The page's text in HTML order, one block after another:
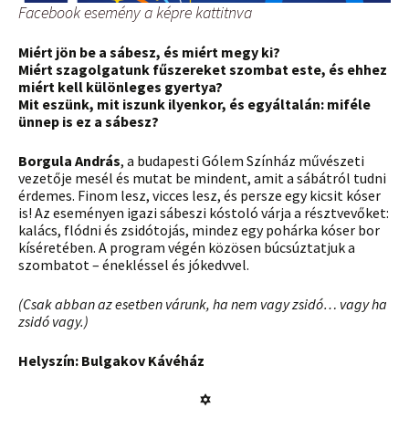
Facebook esemény a képre kattitnva
Miért jön be a sábesz, és miért megy ki?
Miért szagolgatunk fűszereket szombat este, és ehhez
miért kell különleges gyertya?
Mit eszünk, mit iszunk ilyenkor, és egyáltalán: miféle
ünnep is ez a sábesz?
Borgula András, a budapesti Gólem Színház művészeti
vezetője mesél és mutat be mindent, amit a sábátról tudni
érdemes. Finom lesz, vicces lesz, és persze egy kicsit kóser
is! Az eseményen igazi sábeszi kóstoló várja a résztvevőket:
kalács, flódni és zsidótojás, mindez egy pohárka kóser bor
kíséretében. A program végén közösen búcsúztatjuk a
szombatot – énekléssel és jókedvvel.
(Csak abban az esetben várunk, ha nem vagy zsidó… vagy ha
zsidó vagy.)
Helyszín: Bulgakov Kávéház
✡